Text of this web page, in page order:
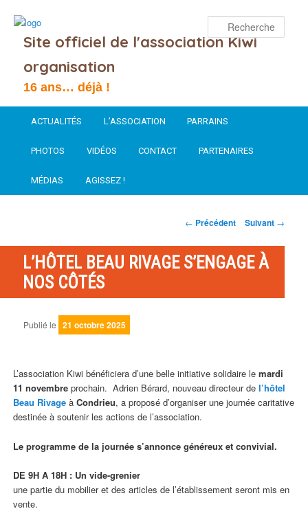
Site officiel de l'association Kiwi
organisation
16 ans… déjà !
Aller
au
contenu
ACTUALITÉS L’ASSOCIATION PARRAINS
PHOTOS VIDÉOS CONTACT PARTENAIRES
MÉDIAS AGISSEZ !
NAVIGATION
ARTICLES
← Précédent Suivant →
L’HÔTEL BEAU RIVAGE S’ENGAGE À
NOS CÔTÉS
Publié le 21 octobre 2025
L’association Kiwi bénéficiera d’une belle initiative solidaire lemardi
11 novembre prochain. Adrien Bérard, nouveau directeur del’hôtel
Beau Rivage àCondrieu, a proposé d’organiser une journée caritative
destinée à soutenir les actions de l’association.
Le programme de la journée s’annonce généreux et convivial.
DE 9H A 18H : Un vide-grenier
une partie du mobilier et des articles de l’établissement seront mis en
vente.